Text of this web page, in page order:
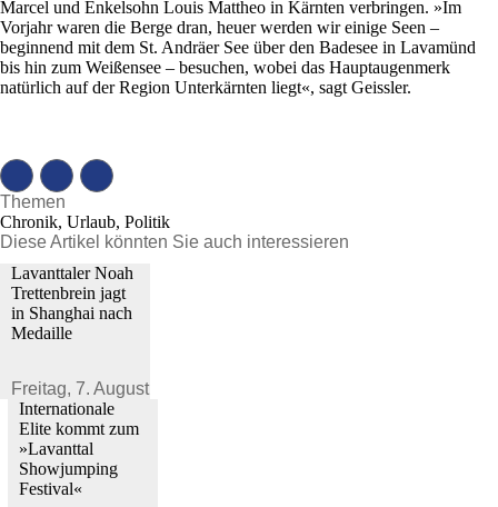
Marcel und Enkelsohn Louis Mattheo in Kärnten verbringen. »Im
Vorjahr waren die Berge dran, heuer werden wir einige Seen –
beginnend mit dem St. Andräer See über den Badesee in Lavamünd
bis hin zum Weißensee – besuchen, wobei das Hauptaugenmerk
natürlich auf der Region Unterkärnten liegt«, sagt Geissler.
Themen
Chronik, Urlaub, Politik
Diese Artikel könnten Sie auch interessieren
Lavanttaler Noah
Trettenbrein jagt
in Shanghai nach
Medaille
Freitag, 7. August 2026
Internationale
Elite kommt zum
»Lavanttal
Showjumping
Festival«